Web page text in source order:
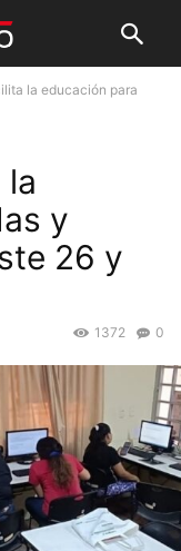
la educación para
la
y
26 y
0
1372